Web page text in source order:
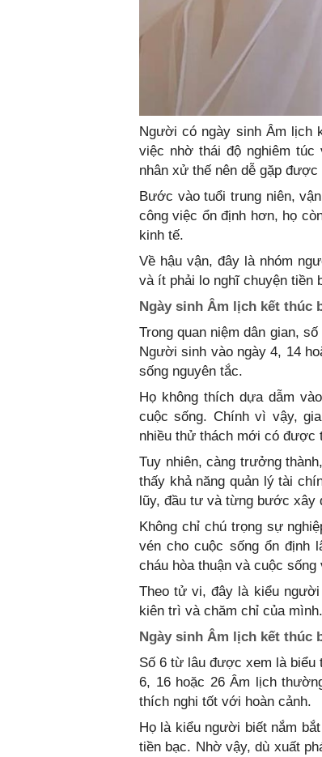
Người có ngày sinh Âm lịch
việc nhờ thái độ nghiêm
nhân xử thế nên dễ gặp
Bước vào tuổi trung niên,
công việc ổn định hơn, họ
kinh tế.
Về hậu vận, đây là nhóm
và ít phải lo nghĩ chuyện tiền
Ngày sinh Âm lịch kết thúc
Trong quan niệm dân gian,
Người sinh vào ngày 4, 14
sống nguyên tắc.
Họ không thích dựa dẫm
cuộc sống. Chính vì vậy,
nhiều thử thách mới có được
Tuy nhiên, càng trưởng
thấy khả năng quản lý tài
lũy, đầu tư và từng bước xây
Không chỉ chú trọng sự
vén cho cuộc sống ổn định
cháu hòa thuận và cuộc
Theo tử vi, đây là kiểu
kiên trì và chăm chỉ của mình.
Ngày sinh Âm lịch kết thúc
Số 6 từ lâu được xem là
6, 16 hoặc 26 Âm lịch
thích nghi tốt với hoàn cảnh.
Họ là kiểu người biết nắm
tiền bạc. Nhờ vậy, dù xuất